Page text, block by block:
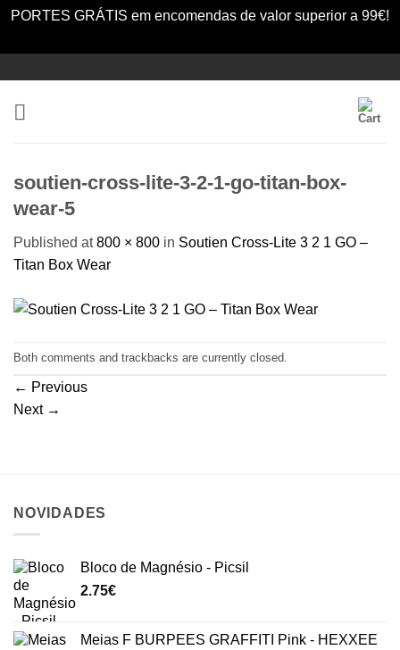
PORTES GRÁTIS em encomendas de valor superior a 99€!
content
soutien-cross-lite-3-2-1-go-titan-box-
wear-5
Published at800 × 800 in Soutien Cross-Lite 3 2 1 GO –
Titan Box Wear
Both comments and trackbacks are currently closed.
← Previous
Next →
NOVIDADES
Bloco de Magnésio - Picsil
2.75€
Meias F BURPEES GRAFFITI Pink - HEXXEE